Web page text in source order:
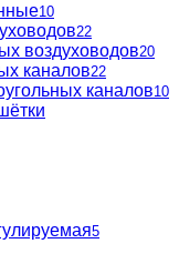
10
22
воздуховодов20
каналов22
каналов10
5